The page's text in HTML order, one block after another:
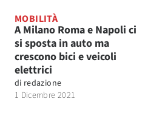
MOBILITÀ
A Milano Roma e Napoli ci
si sposta in auto ma
crescono bici e veicoli
elettrici
di redazione
1 Dicembre 2021